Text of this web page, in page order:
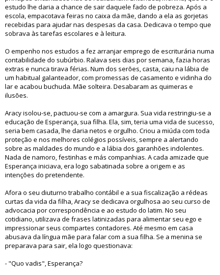
estudo lhe daria a chance de sair daquele fado de pobreza. Após a
escola, empacotava feiras no caixa da mãe, dando a ela as gorjetas
recebidas para ajudar nas despesas da casa. Dedicava o tempo que
sobrava às tarefas escolares e à leitura.
O empenho nos estudos a fez arranjar emprego de escriturária numa
contabilidade do subúrbio. Ralava seis dias por semana, fazia horas
extras e nunca tirava férias. Num dos serões, casta, caiu na lábia de
um habitual galanteador, com promessas de casamento e vidinha do
lar e acabou buchuda. Mãe solteira. Desabaram as quimeras e
ilusões.
Aracy isolou-se, pactuou-se com a amargura. Sua vida restringiu-se a
educação de Esperança, sua filha. Ela, sim, teria uma vida de sucesso,
seria bem casada, lhe daria netos e orgulho. Criou a miúda com toda
proteção e nos melhores colégios possíveis, sempre a alertando
sobre as maldades do mundo e a lábia dos garanhões indolentes.
Nada de namoro, festinhas e más companhias. A cada amizade que
Esperança iniciava, era logo sabatinada sobre a origem e as
intenções do pretendente.
Afora o seu diuturno trabalho contábil e a sua fiscalização a rédeas
curtas da vida da filha, Aracy se dedicava orgulhosa ao seu curso de
advocacia por correspondência e ao estudo do latim. No seu
cotidiano, utilizava de frases latinizadas para alimentar seu ego e
impressionar seus compartes contadores. Até mesmo em casa
abusava da língua mãe para falar com a sua filha. Se a menina se
preparava para sair, ela logo questionava:
- "Quo vadis", Esperança?